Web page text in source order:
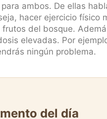
ambos. De ellas
hacer ejercicio físico
del bosque.
elevadas. Por
ningún problema.
del día